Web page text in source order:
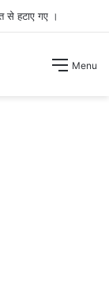
से हटाए गए ।
Menu